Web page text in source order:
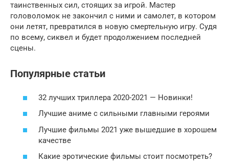
таинственных сил, стоящих за игрой. Мастер
головоломок не закончил с ними и самолет, в котором
они летят, превратился в новую смертельную игру. Судя
по всему, сиквел и будет продолжением последней
сцены.
Популярные статьи
32 лучших триллера 2020-2021 — Новинки!
Лучшие аниме с сильными главными героями
Лучшие фильмы 2021 уже вышедшие в хорошем
качестве
Какие эротические фильмы стоит посмотреть?